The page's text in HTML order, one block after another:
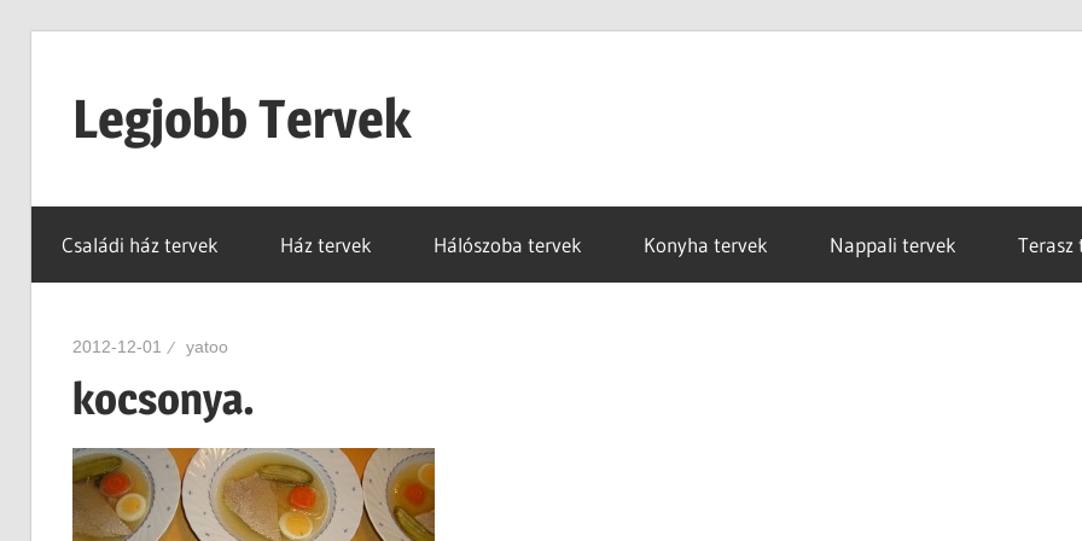
Legjobb Tervek
mindig
van
egy
tervünk…!
Családi ház tervek Ház tervek Hálószoba tervek Konyha tervek Nappali tervek Terasz
2012-12-01 yatoo
kocsonya.